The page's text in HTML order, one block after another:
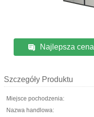
Najlepsza cena
Szczegóły Produktu
Miejsce pochodzenia:
Nazwa handlowa: